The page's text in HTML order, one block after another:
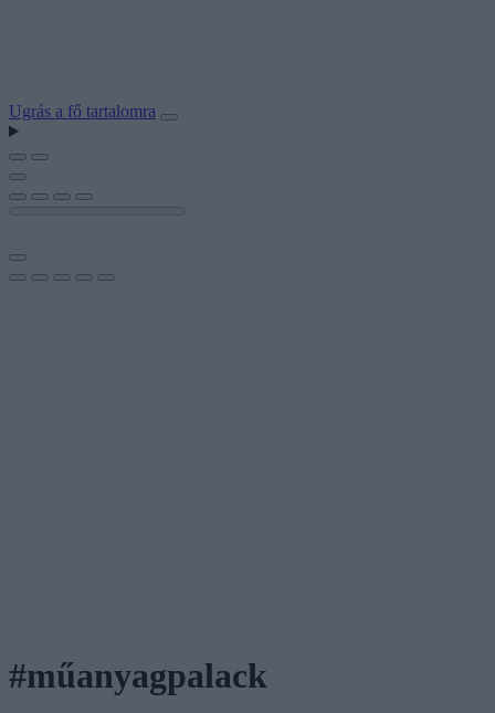
Ugrás a fő tartalomra
#műanyagpalack